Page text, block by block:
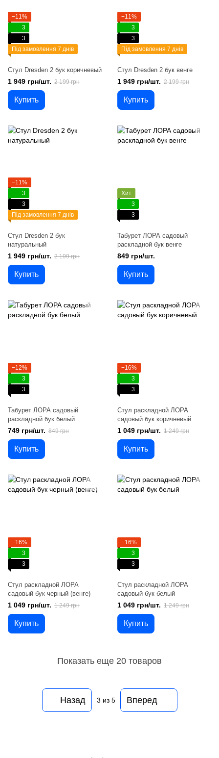
−11%
3
3
Під замовлення 7 днів
Стул Dresden 2 бук коричневый
1 949 грн/шт. 2 199 грн
Купить
−11%
3
3
Під замовлення 7 днів
Стул Dresden 2 бук венге
1 949 грн/шт. 2 199 грн
Купить
−11%
3
3
Під замовлення 7 днів
Стул Dresden 2 бук
натуральный
1 949 грн/шт. 2 199 грн
Купить
Хит
3
3
Табурет ЛОРА садовый
раскладной бук венге
849 грн/шт.
Купить
−12%
3
3
Табурет ЛОРА садовый
раскладной бук белый
749 грн/шт. 849 грн
Купить
−16%
3
3
Стул раскладной ЛОРА
садовый бук коричневый
1 049 грн/шт. 1 249 грн
Купить
−16%
3
3
Стул раскладной ЛОРА
садовый бук черный (венге)
1 049 грн/шт. 1 249 грн
Купить
−16%
3
3
Стул раскладной ЛОРА
садовый бук белый
1 049 грн/шт. 1 249 грн
Купить
Показать еще 20 товаров
Назад 3 из 5 Вперед